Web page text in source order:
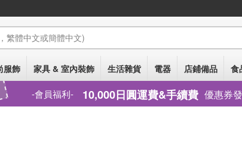
繁體中文或簡體中文)
服飾 家具 & 室內裝飾 生活雜貨 電器 店鋪備品 食
會員福利 10,000日圓運費&手續費 優惠券